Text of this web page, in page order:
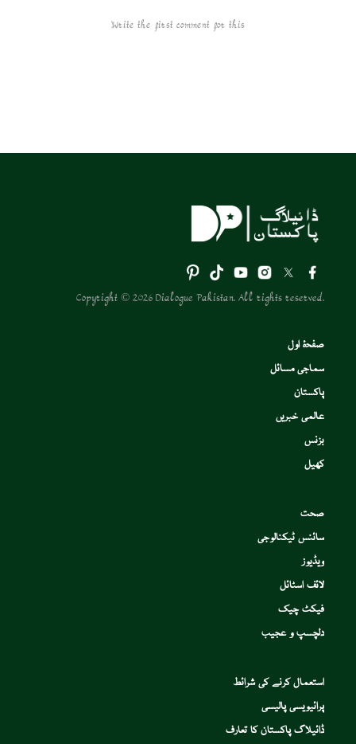
Write the first comment for this!
Copyright © 2026 Dialogue Pakistan. All rights reserved.
صفحۂ اول
سماجی مسائل
پاکستان
عالمی خبریں
بزنس
کھیل
صحت
سائنس ٹیکنالوجی
ویڈیوز
لائف اسٹائل
فیکٹ چیک
دلچسپ و عجیب
استعمال کرنے کی شرائط
پرائیویسی پالیسی
ڈائیلاگ پاکستان کا تعارف